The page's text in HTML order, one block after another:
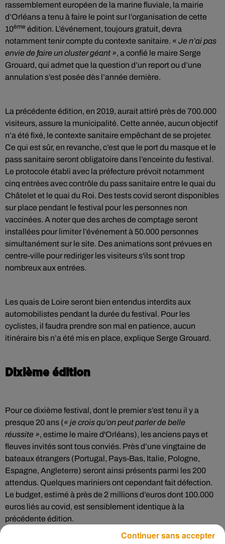
rassemblement européen de la marine fluviale, la mairie
d’Orléans a tenu à faire le point sur l’organisation de cette
10ème édition. L’événement, toujours gratuit, devra
notamment tenir compte du contexte sanitaire. « Je n’ai pas
envie de faire un cluster géant », a confié le maire Serge
Grouard, qui admet que la question d’un report ou d’une
annulation s’est posée dès l’année dernière.
La précédente édition, en 2019, aurait attiré près de 700.000
visiteurs, assure la municipalité. Cette année, aucun objectif
n’a été fixé, le contexte sanitaire empêchant de se projeter.
Ce qui est sûr, en revanche, c’est que le port du masque et le
pass sanitaire seront obligatoire dans l’enceinte du festival.
Le protocole établi avec la préfecture prévoit notamment
cinq entrées avec contrôle du pass sanitaire entre le quai du
Châtelet et le quai du Roi. Des tests covid seront disponibles
sur place pendant le festival pour les personnes non
vaccinées. A noter que des arches de comptage seront
installées pour limiter l’événement à 50.000 personnes
simultanément sur le site. Des animations sont prévues en
centre-ville pour rediriger les visiteurs s'ils sont trop
nombreux aux entrées.
Les quais de Loire seront bien entendus interdits aux
automobilistes pendant la durée du festival. Pour les
cyclistes, il faudra prendre son mal en patience, aucun
itinéraire bis n’a été mis en place, explique Serge Grouard.
Dixième édition
Pour ce dixième festival, dont le premier s’est tenu il y a
presque 20 ans (« je crois qu’on peut parler de belle
réussite », estime le maire d'Orléans), les anciens pays et
fleuves invités sont tous conviés. Près d’une vingtaine de
bateaux étrangers (Portugal, Pays-Bas, Italie, Pologne,
Espagne, Angleterre) seront ainsi présents parmi les 200
attendus. Quelques mariniers ont cependant fait défection.
Le budget, estimé à près de 2 millions d’euros dont 100.000
euros liés au covid, est sensiblement identique à la
précédente édition.
Continuer sans accepter